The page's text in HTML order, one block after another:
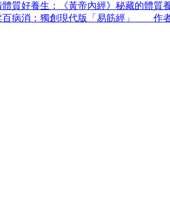
體質好養生：《黃帝內經》秘藏的體質
百病消：獨創現代版「易筋經」 作